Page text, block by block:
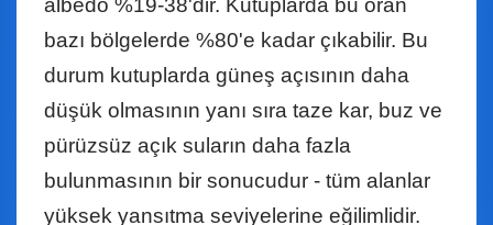
albedo %19-38'dir. Kutuplarda bu oran
bazı bölgelerde %80'e kadar çıkabilir. Bu
durum kutuplarda güneş açısının daha
düşük olmasının yanı sıra taze kar, buz ve
pürüzsüz açık suların daha fazla
bulunmasının bir sonucudur - tüm alanlar
yüksek yansıtma seviyelerine eğilimlidir.